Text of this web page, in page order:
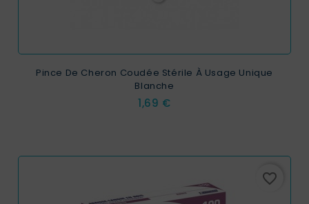
Pince De Cheron Coudée Stérile À Usage Unique
Blanche
Prix
1,69 €
favorite_border